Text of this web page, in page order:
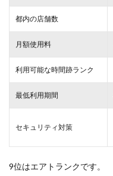
都内の店舗数
月額使用料
利用可能な時間跡ランク
最低利用期間
セキュリティ対策
9位はエアトランクです。